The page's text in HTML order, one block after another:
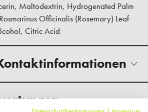
Maltodextrin, Hydrogenated Palm
Officinalis (Rosemary) Leaf
Citric Acid